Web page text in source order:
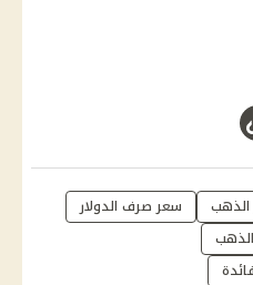
الذهب
سعر صرف الدولار